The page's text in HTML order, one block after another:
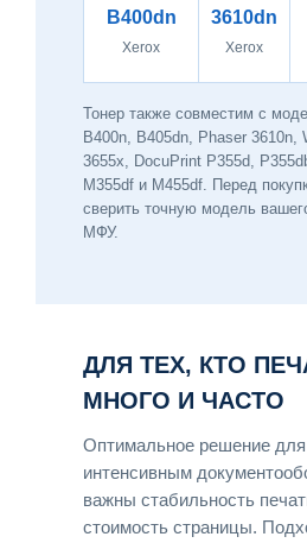
B400dn
Xerox
3610dn
Xerox
Тонер также совместим с
B400n, B405dn, Phaser 3610n,
3655x, DocuPrint P355d,
M355df и M455df. Перед
сверить точную модель
МФУ.
ДЛЯ ТЕХ, КТО
МНОГО И ЧАСТО
Оптимальное решение
интенсивным
важны стабильность
стоимость страницы.